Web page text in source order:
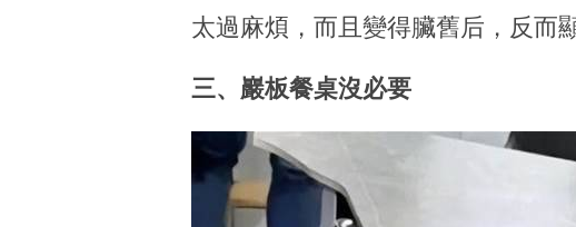
太過麻煩，而且變得臟舊后，反而
三、巖板餐桌沒必要